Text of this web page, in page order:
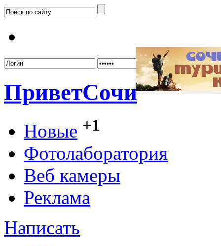
ПриветСочи
Новые +1
Фотолаборатория
Веб камеры
Реклама
Написать